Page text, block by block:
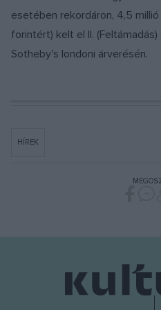
esetében rekordáron, 4,5
forintért) kelt el II.
Sotheby's londoni árverésén.
HÍREK